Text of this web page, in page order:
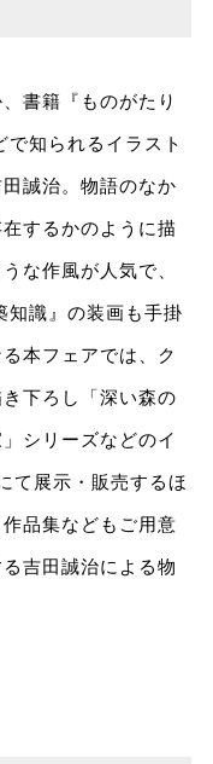
書籍『ものがたり
知られるイラスト
誠治。物語のなか
するかのように描
な作風が人気で、
知識』の装画も手掛
本フェアでは、ク
下ろし「深い森の
シリーズなどのイ
て展示・販売するほ
品集などもご用意
吉田誠治による物